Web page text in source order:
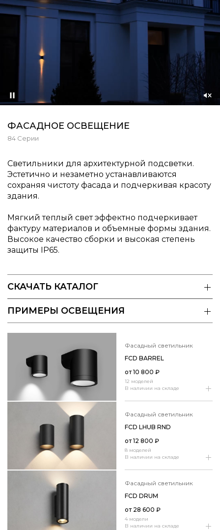
Приостановить Со
ФАСАДНОЕ ОСВЕЩЕНИЕ
84 Серии
Светильники для архитектурной подсветки.
Эстетично и незаметно устанавливаются
сохраняя чистоту фасада и подчеркивая красоту
здания.
Мягкий теплый свет эффектно подчеркивает
фактуру материалов и объемные формы здания.
Высокое качество сборки и высокая степень
защиты IP65.
СКАЧАТЬ КАТАЛОГ
ПРИМЕРЫ ОСВЕЩЕНИЯ
фасадный светильник
12 моделей
В наличии на складе
FCD BARREL
от10 800 ₽
фасадный светильник
8 моделей
В наличии на складе
FCD LHUB RND
от12 800 ₽
фасадный светильник
4 модели
В наличии на складе
FCD DRUM
от 28 600 ₽